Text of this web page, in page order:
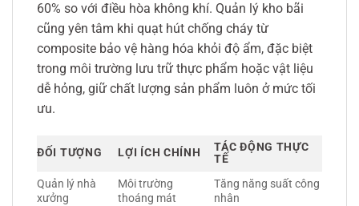
60% so với điều hòa không khí. Quản lý kho bãi
cũng yên tâm khi quạt hút chống cháy từ
composite bảo vệ hàng hóa khỏi độ ẩm, đặc biệt
trong môi trường lưu trữ thực phẩm hoặc vật liệu
dễ hỏng, giữ chất lượng sản phẩm luôn ở mức tối
ưu.
ĐỐI TƯỢNG LỢI ÍCH CHÍNH
TÁC ĐỘNG THỰC
TẾ
Quản lý nhà
xưởng
Môi trường
thoáng mát
Tăng năng suất công
nhân